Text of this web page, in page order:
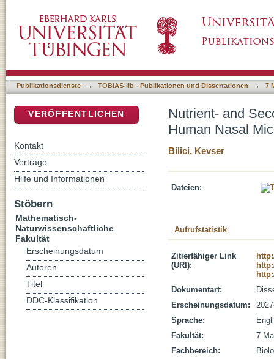
Publikationsdienste → TOBIAS-lib - Publikationen und Dissertationen → 7
Nutrient- and
Human Nasal
Bilici, Kevser
Dateien:
Aufrufstatistik
Zitierfähiger Link
(URI):
Dokumentart:
Erscheinungsdatum:
Sprache:
Fakultät:
7
Fachbereich:
VERÖFFENTLICHEN
Kontakt
Verträge
Hilfe und Informationen
Stöbern
Mathematisch-
Naturwissenschaftliche
Fakultät
Erscheinungsdatum
Autoren
Titel
DDC-Klassifikation